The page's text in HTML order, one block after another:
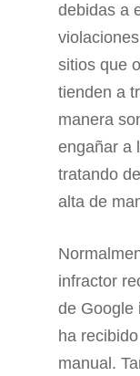
debidas a
sitios que
tienden a
manera
engañar a
tratando
alta de
infractor
de Google
ha
manual.